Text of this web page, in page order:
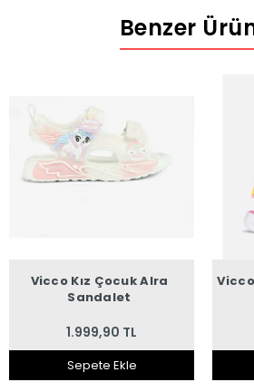
Benzer
Vicco Kız Çocuk Alra
Sandalet
1.999,90 TL
Sepete Ekle